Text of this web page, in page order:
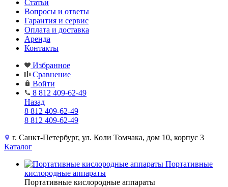
Статьи
Вопросы и ответы
Гарантия и сервис
Оплата и доставка
Аренда
Контакты
Избранное
Сравнение
Войти
8 812 409-62-49
Назад
8 812 409-62-49
8 812 409-62-49
г. Санкт-Петербург, ул. Коли Томчака, дом 10, корпус 3
Каталог
Портативные
кислородные аппараты
Портативные кислородные аппараты